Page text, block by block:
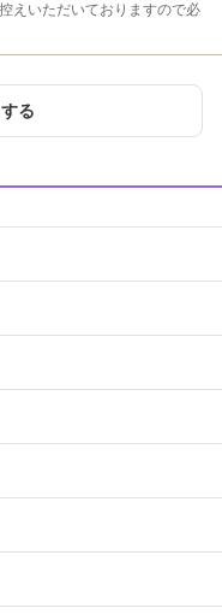
えいただいておりますので必
る